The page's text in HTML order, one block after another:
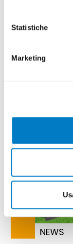
Statistiche
Marketing
NEWS